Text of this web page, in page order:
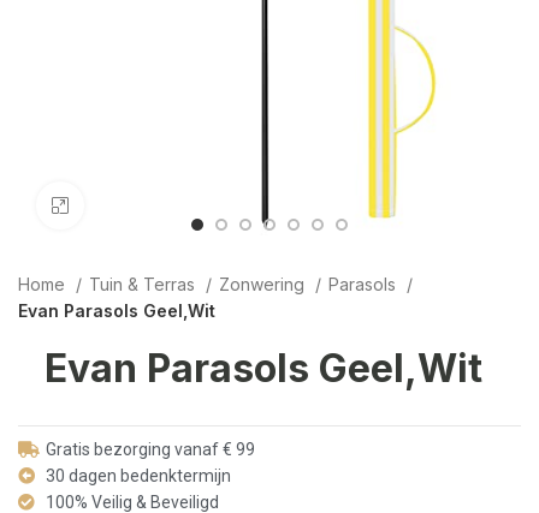
Home Tuin & Terras Zonwering
Parasols
Evan Parasols Geel,Wit
Evan Parasols Geel,Wit
Gratis bezorging vanaf € 99
30 dagen bedenktermijn
100% Veilig & Beveiligd